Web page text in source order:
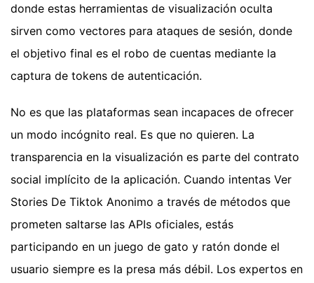
donde estas herramientas de visualización oculta
sirven como vectores para ataques de sesión, donde
el objetivo final es el robo de cuentas mediante la
captura de tokens de autenticación.
No es que las plataformas sean incapaces de ofrecer
un modo incógnito real. Es que no quieren. La
transparencia en la visualización es parte del contrato
social implícito de la aplicación. Cuando intentas Ver
Stories De Tiktok Anonimo a través de métodos que
prometen saltarse las APIs oficiales, estás
participando en un juego de gato y ratón donde el
usuario siempre es la presa más débil. Los expertos en